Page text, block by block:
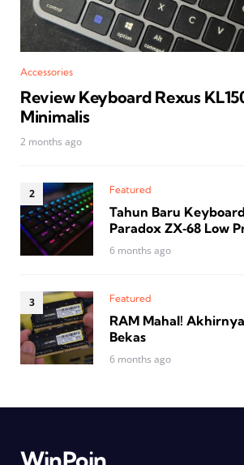
Accessories
Review Keyboard Rexus
Minimalis
2 months ago
Featured
Tahun Baru
Paradox ZX‑68 Low
6 months ago
Featured
RAM Mahal!
Bekas
6 months ago